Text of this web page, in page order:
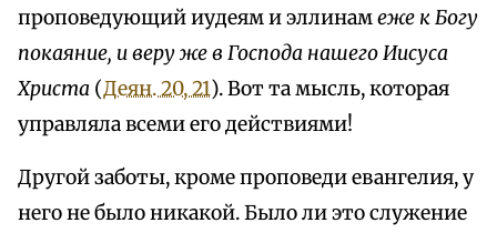
проповедующий иудеям и эллинамеже к Богу
покаяние, и веру же в Господа нашего Иисуса
Христа (Деян. 20, 21). Вот та мысль, которая
управляла всеми его действиями!
Другой заботы, кроме проповеди евангелия, у
него не было никакой. Было ли это служение